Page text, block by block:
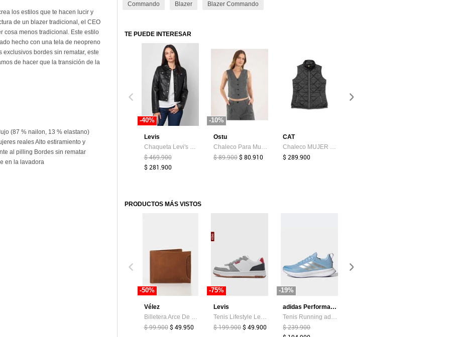
los estilos que te hacen lucir y
de un blazer tradicional, el CEO
cosa menos tradicional. Este estilo
hecho con una tela de neopreno
bordes sin rematar, este
de hacer que la transición de la
(87 % nailon, 13 % elastano)
reales Alto estiramiento y
al pilling Bordes sin rematar
en la lavadora
Commando Blazer Blazer Commando
TE PUEDE INTERESAR
-40%
Levis
$ 469.900
$ 281.900
-10%
Ostu
$ 89.900$ 80.910
CAT
$ 289.900
PRODUCTOS MÁS VISTOS
-50%
Vélez
$ 99.900 $ 49.950
-75%
Levis
$ 199.900$ 49.900
-19%
adidas Performance
$ 239.900